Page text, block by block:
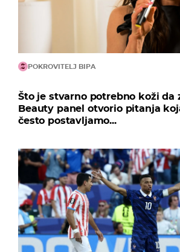
POKROVITELJ BIPA
Što je stvarno potrebno koži da
Beauty panel otvorio pitanja
često postavljamo...